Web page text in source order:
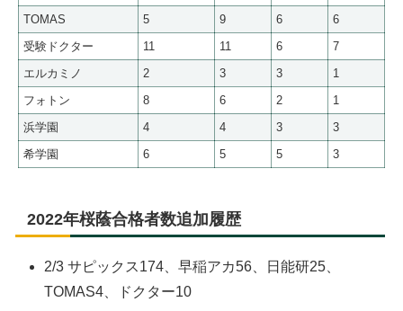
TOMAS
5 9 6
6
受験ドクター
11 11 6
7
エルカミノ
2 3 3
1
フォトン
8 6 2
1
浜学園
4 4 3
3
希学園
6 5 5 3
2022年桜蔭合格者数追加履歴
2/3 サピックス174、早稲アカ56、日能研25、
TOMAS4、ドクター10